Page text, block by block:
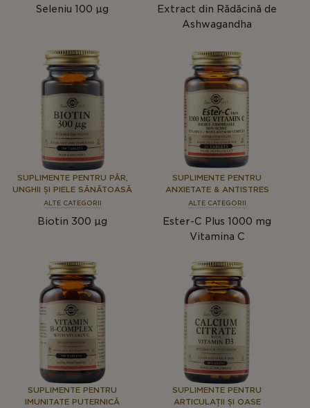
Seleniu 100 μg
Extract din Rădăcină de
Ashwagandha
SUPLIMENTE PENTRU PĂR,
UNGHII ȘI PIELE SĂNĂTOASĂ
ALTE CATEGORII
Biotin 300 µg
SUPLIMENTE PENTRU
ANXIETATE & ANTISTRES
ALTE CATEGORII
Ester-C Plus 1000 mg
Vitamina C
SUPLIMENTE PENTRU
IMUNITATE PUTERNICĂ
SUPLIMENTE PENTRU
ARTICULAȚII ȘI OASE